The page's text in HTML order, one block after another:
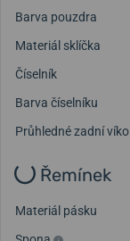
Barva pouzdra
Materiál sklíčka
Číselník
Barva číselníku
Průhledné zadní víko
Řemínek
Materiál pásku